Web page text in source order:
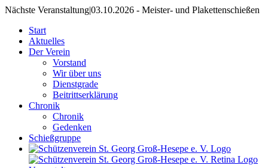
Nächste Veranstaltung|03.10.2026 - Meister- und Plakettenschießen
Start
Aktuelles
Der Verein
Vorstand
Wir über uns
Dienstgrade
Beitrittserklärung
Chronik
Chronik
Gedenken
Schießgruppe